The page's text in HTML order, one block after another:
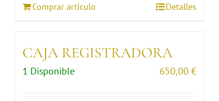
Comprar artículo Detalles
CAJA REGISTRADORA
1 Disponible 650,00 €